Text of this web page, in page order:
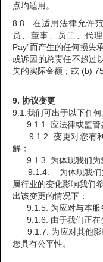
点均适用。
8.8. 在适用法律允许
员、董事、员工、代
Pay”而产生的任何损失
或诉因的总责任不超过
失的实际金额；或 (b) 75
9. 协议变更
9.1.我们可出于以下任
9.1.1. 应法律或监管
9.1.2. 变更对您有利
解；
9.1.3. 为体现我们为
9.1.4. 为体现我们
属行业的变化影响我们
出该变更的情况下；
9.1.5. 为应对与本服
9.1.6. 由于我们正在
9.1.7. 为应对其他影
您具有公平性。